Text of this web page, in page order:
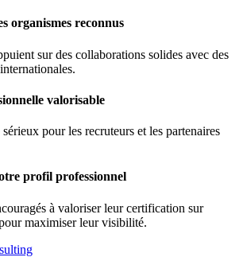
organismes reconnus
sur des collaborations solides avec des
valorisable
pour les recruteurs et les partenaires
profil professionnel
à valoriser leur certification sur
maximiser leur visibilité.